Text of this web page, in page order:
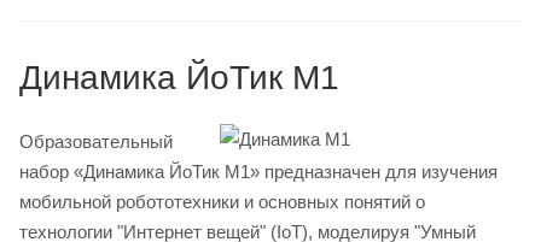
Динамика ЙоТик М1
Образовательный
набор «Динамика ЙоТик М1» предназначен для изучения
мобильной робототехники и основных понятий о
технологии "Интернет вещей" (IoT), моделируя "Умный